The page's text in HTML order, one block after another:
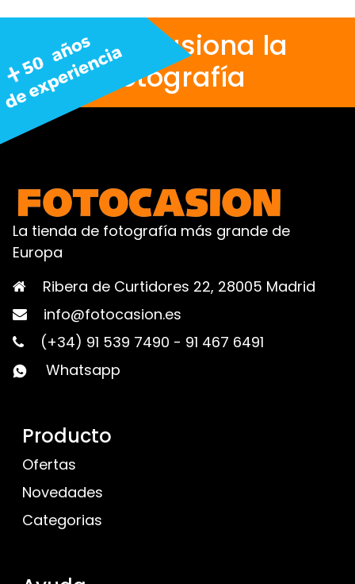
Nos apasiona la
fotografía
La tienda de fotografía más grande de
Europa
Ribera de Curtidores 22, 28005 Madrid
info@fotocasion.es
(+34) 91 539 7490 - 91 467 6491
Whatsapp
Producto
Ofertas
Novedades
Categorias